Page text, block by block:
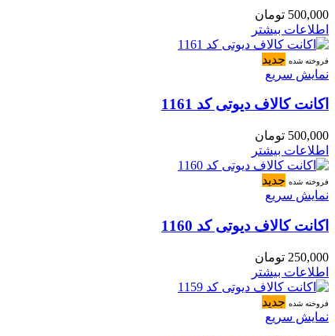
500,000 تومان
اطلاعات بیشتر
فروخته شده جدید
نمایش سریع
اکانت کالاف دیوتی کد 1161
500,000 تومان
اطلاعات بیشتر
فروخته شده جدید
نمایش سریع
اکانت کالاف دیوتی کد 1160
250,000 تومان
اطلاعات بیشتر
فروخته شده جدید
نمایش سریع